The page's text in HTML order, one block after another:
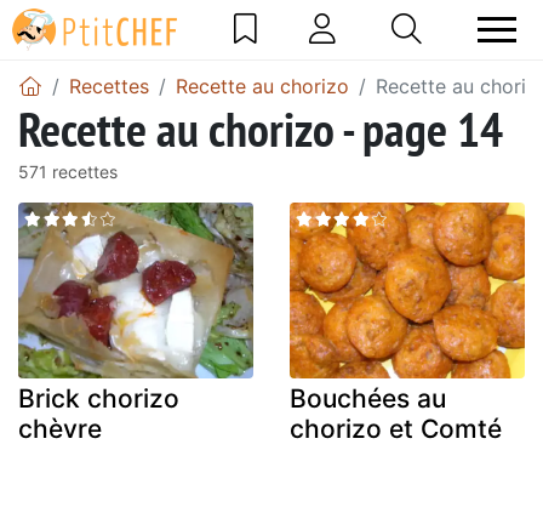
Recettes Recette au chorizo Recette au
Recette au chorizo - page 14
571 recettes
Brick chorizo
chèvre
Bouchées au
chorizo et Comté